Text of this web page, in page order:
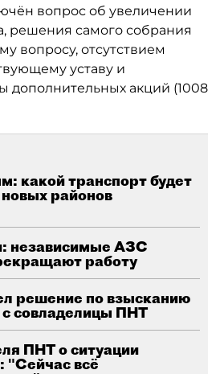
вопрос об увеличении
решения самого собрания
вопросу, отсутствием
уставу и
дополнительных акций (1008
какой транспорт будет
районов
независимые АЗС
работу
решение по взысканию
совладелицы ПНТ
ПНТ о ситуации
"Сейчас всё